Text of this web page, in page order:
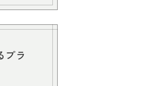
プラ